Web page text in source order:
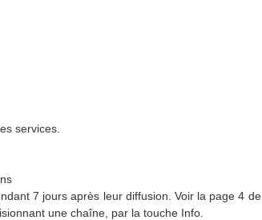
services.
7 jours après leur diffusion. Voir la page 4 de
une chaîne, par la touche Info.